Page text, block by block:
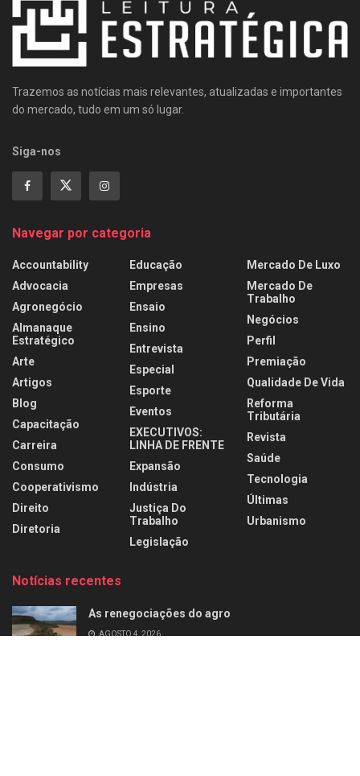
Trazemos as notícias mais relevantes, atualizadas e importantes
do mercado, tudo em um só lugar.
Siga-nos
Navegar por categoria
Accountability
Advocacia
Agronegócio
Almanaque
Estratégico
Arte
Artigos
Blog
Capacitação
Carreira
Consumo
Cooperativismo
Direito
Diretoria
Educação
Empresas
Ensaio
Ensino
Entrevista
Especial
Esporte
Eventos
EXECUTIVOS:
LINHA DE FRENTE
Expansão
Indústria
Justiça Do
Trabalho
Legislação
Mercado De Luxo
Mercado De
Trabalho
Negócios
Perfil
Premiação
Qualidade De Vida
Reforma
Tributária
Revista
Saúde
Tecnologia
Últimas
Urbanismo
Notícias recentes
As renegociações do agro
AGOSTO 4, 2026